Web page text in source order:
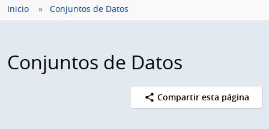
Inicio Conjuntos de Datos
Conjuntos de Datos
Compartir esta página